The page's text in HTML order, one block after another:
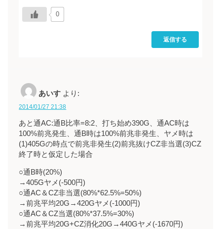
0
返信する
あいす より:
2014/01/27 21:38
あと通AC:通B比率=8:2、打ち始め390G、通AC時は
100%前兆発生、通B時は100%前兆非発生、ヤメ時は
(1)405Gの時点で前兆非発生(2)前兆抜けCZ非当選(3)CZ
終了時と仮定した場合
○通B時(20%)
→405Gヤメ(-500円)
○通AC＆CZ非当選(80%*62.5%=50%)
→前兆平均20G→420Gヤメ(-1000円)
○通AC＆CZ当選(80%*37.5%=30%)
→前兆平均20G+CZ消化20G→440Gヤメ(-1670円)